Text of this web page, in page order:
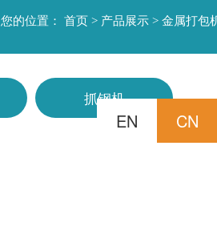
EN CN
您的位置： 首页 > 产品展示 > 金属打包
抓钢机